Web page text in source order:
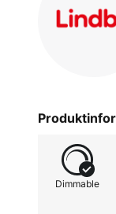
Dimmable